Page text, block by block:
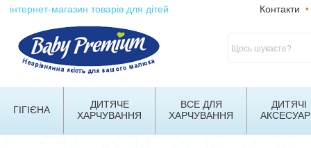
інтернет-магазин товарів для дітей Контакти •
ГІГІЄНА
ДИТЯЧЕ
ХАРЧУВАННЯ
ВСЕ ДЛЯ
ХАРЧУВАННЯ
ДИТЯЧІ